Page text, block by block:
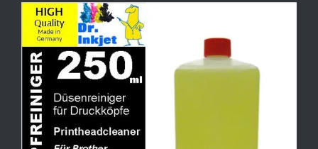
Zeige
grösseres
Bild